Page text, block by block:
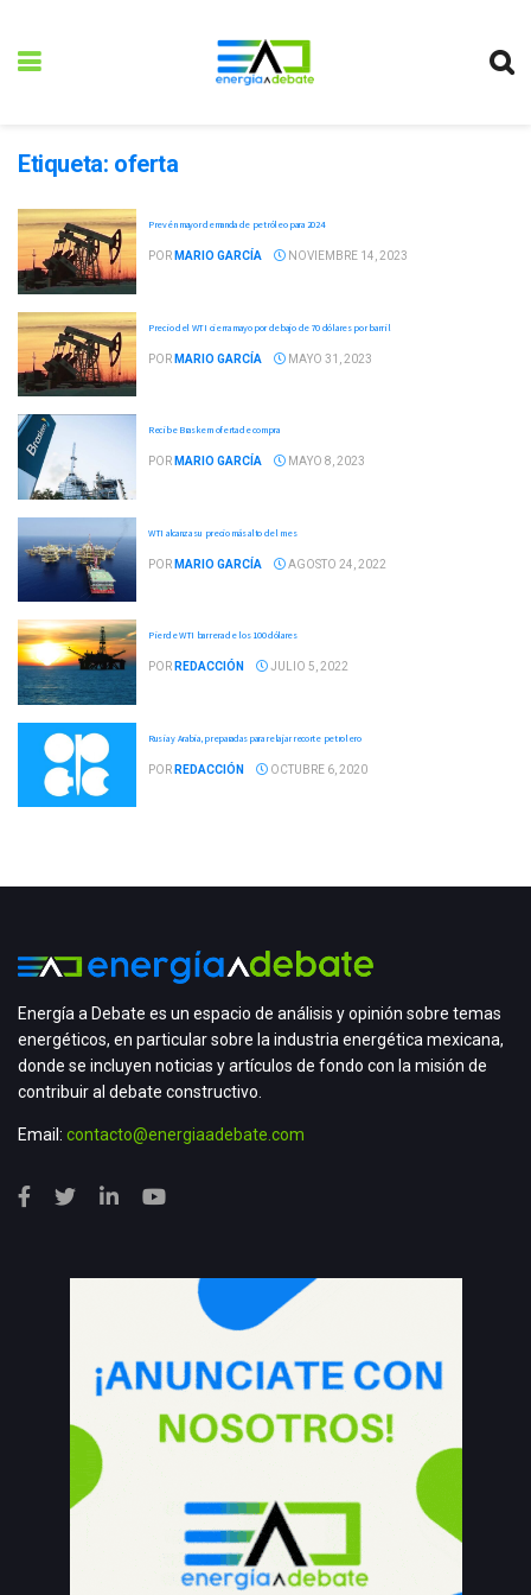
Etiqueta: oferta
Prevén mayor demanda de petróleo para 2024
POR MARIO GARCÍA NOVIEMBRE 14, 2023
Precio del WTI cierra mayo por debajo de 70 dólares por barril
POR MARIO GARCÍA MAYO 31, 2023
Recibe Braskem oferta de compra
POR MARIO GARCÍA MAYO 8, 2023
WTI alcanza su precio más alto del mes
POR MARIO GARCÍA AGOSTO 24, 2022
Pierde WTI barrera de los 100 dólares
POR REDACCIÓN JULIO 5, 2022
Rusia y Arabia, preparadas para relajar recorte petrolero
POR REDACCIÓN OCTUBRE 6, 2020
Energía a Debate es un espacio de análisis y opinión sobre temas
energéticos, en particular sobre la industria energética mexicana,
donde se incluyen noticias y artículos de fondo con la misión de
contribuir al debate constructivo.
Email: contacto@energiaadebate.com